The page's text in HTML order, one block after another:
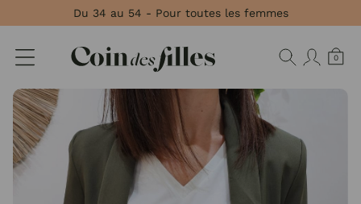
Du 34 au 54 - Pour toutes les femmes
0
Panneau de gestion des cookies